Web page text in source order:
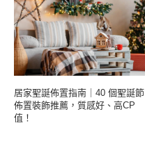
居家聖誕佈置指南｜40 個聖誕節
佈置裝飾推薦，質感好、高CP
值！